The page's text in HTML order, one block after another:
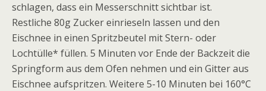
schlagen, dass ein Messerschnitt sichtbar ist.
Restliche 80g Zucker einrieseln lassen und den
Eischnee in einen Spritzbeutel mit Stern- oder
Lochtülle* füllen. 5 Minuten vor Ende der Backzeit die
Springform aus dem Ofen nehmen und ein Gitter aus
Eischnee aufspritzen. Weitere 5-10 Minuten bei 160°C